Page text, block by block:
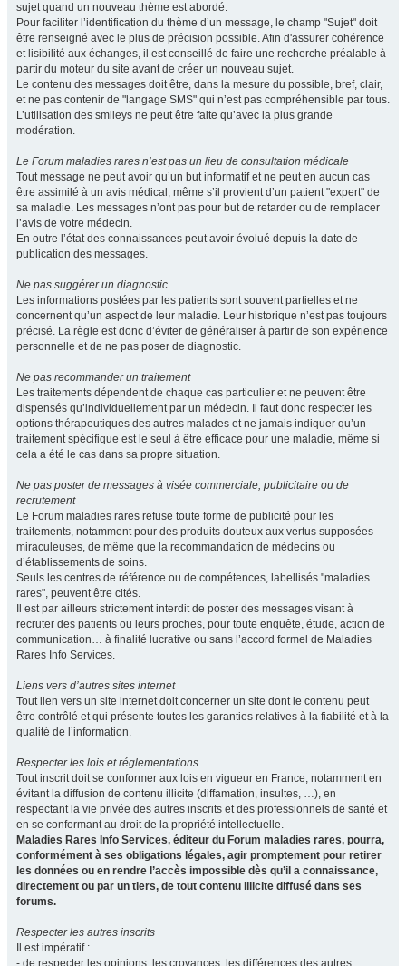
sujet quand un nouveau thème est abordé.
Pour faciliter l’identification du thème d’un message, le champ "Sujet" doit
être renseigné avec le plus de précision possible. Afin d'assurer cohérence
et lisibilité aux échanges, il est conseillé de faire une recherche préalable à
partir du moteur du site avant de créer un nouveau sujet.
Le contenu des messages doit être, dans la mesure du possible, bref, clair,
et ne pas contenir de "langage SMS" qui n’est pas compréhensible par tous.
L’utilisation des smileys ne peut être faite qu’avec la plus grande
modération.
Le Forum maladies rares n’est pas un lieu de consultation médicale
Tout message ne peut avoir qu’un but informatif et ne peut en aucun cas
être assimilé à un avis médical, même s’il provient d’un patient "expert" de
sa maladie. Les messages n’ont pas pour but de retarder ou de remplacer
l’avis de votre médecin.
En outre l’état des connaissances peut avoir évolué depuis la date de
publication des messages.
Ne pas suggérer un diagnostic
Les informations postées par les patients sont souvent partielles et ne
concernent qu’un aspect de leur maladie. Leur historique n’est pas toujours
précisé. La règle est donc d’éviter de généraliser à partir de son expérience
personnelle et de ne pas poser de diagnostic.
Ne pas recommander un traitement
Les traitements dépendent de chaque cas particulier et ne peuvent être
dispensés qu’individuellement par un médecin. Il faut donc respecter les
options thérapeutiques des autres malades et ne jamais indiquer qu’un
traitement spécifique est le seul à être efficace pour une maladie, même si
cela a été le cas dans sa propre situation.
Ne pas poster de messages à visée commerciale, publicitaire ou de
recrutement
Le Forum maladies rares refuse toute forme de publicité pour les
traitements, notamment pour des produits douteux aux vertus supposées
miraculeuses, de même que la recommandation de médecins ou
d’établissements de soins.
Seuls les centres de référence ou de compétences, labellisés "maladies
rares", peuvent être cités.
Il est par ailleurs strictement interdit de poster des messages visant à
recruter des patients ou leurs proches, pour toute enquête, étude, action de
communication… à finalité lucrative ou sans l’accord formel de Maladies
Rares Info Services.
Liens vers d’autres sites internet
Tout lien vers un site internet doit concerner un site dont le contenu peut
être contrôlé et qui présente toutes les garanties relatives à la fiabilité et à la
qualité de l’information.
Respecter les lois et réglementations
Tout inscrit doit se conformer aux lois en vigueur en France, notamment en
évitant la diffusion de contenu illicite (diffamation, insultes, …), en
respectant la vie privée des autres inscrits et des professionnels de santé et
en se conformant au droit de la propriété intellectuelle.
Maladies Rares Info Services, éditeur du Forum maladies rares, pourra,
conformément à ses obligations légales, agir promptement pour retirer
les données ou en rendre l’accès impossible dès qu’il a connaissance,
directement ou par un tiers, de tout contenu illicite diffusé dans ses
forums.
Respecter les autres inscrits
Il est impératif :
- de respecter les opinions, les croyances, les différences des autres